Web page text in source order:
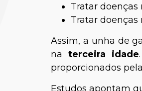
Tratar doenças
Tratar doenças
Assim, a unha de
naterceira idade
proporcionados
Estudos apontam